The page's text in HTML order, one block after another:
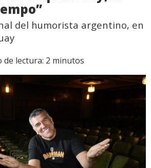
del humorista argentino, en
de lectura: 2 minutos